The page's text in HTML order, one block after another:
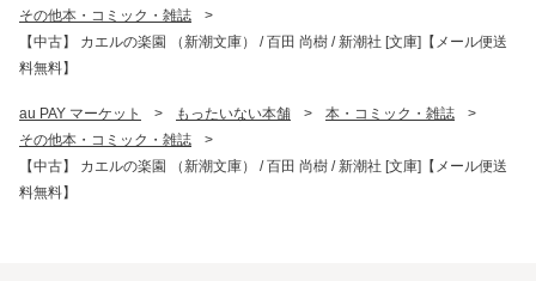
その他本・コミック・雑誌
>
【中古】 カエルの楽園 （新潮文庫） / 百田 尚樹 / 新潮社 [文庫]【メール便送
料無料】
au PAY マーケット > もったいない本舗 > 本・コミック・雑誌
>
その他本・コミック・雑誌
>
【中古】 カエルの楽園 （新潮文庫） / 百田 尚樹 / 新潮社 [文庫]【メール便送
料無料】